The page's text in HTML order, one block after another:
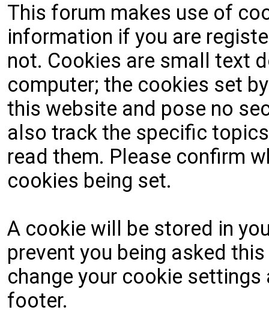
This forum makes use of
information if you are
not. Cookies are small text
computer; the cookies set
this website and pose no
also track the specific
read them. Please confirm
cookies being set.
A cookie will be stored in
prevent you being asked
change your cookie
footer.